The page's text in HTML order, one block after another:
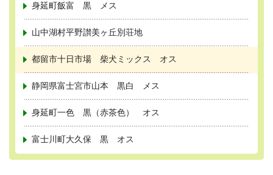
身延町飯富 黒 メス
山中湖村平野讃美ヶ丘別荘地
都留市十日市場 柴犬ミックス オス
静岡県富士宮市山本 黒白 メス
身延町一色 黒（赤茶色） オス
富士川町大久保 黒 オス